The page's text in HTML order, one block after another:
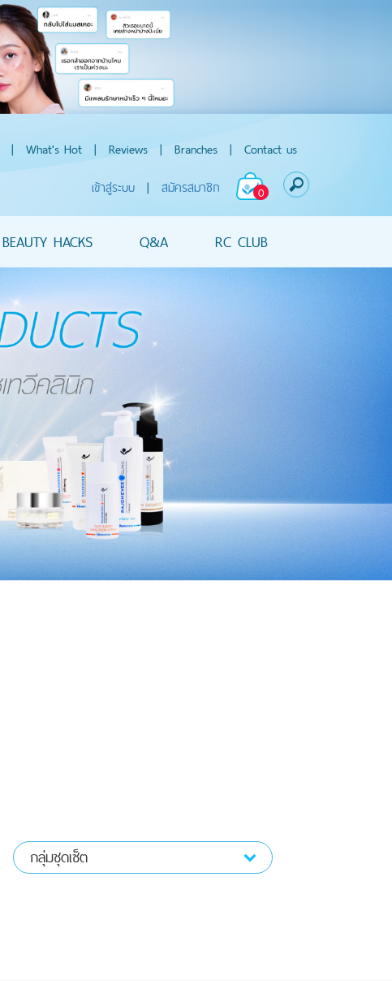
| What's Hot | Reviews | Branches | Contact us
0
เข้าสู่ระบบ | สมัครสมาชิก
BEAUTY HACKS Q&A RC CLUB